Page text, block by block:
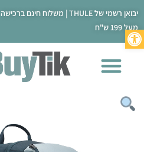
פתח סרגל נגישות
יבואן רשמי של THULE | משלוח חינם ברכישה
מעל 199 ש"ח